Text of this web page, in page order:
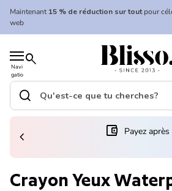
Skip to content
Maintenant15 % de réduction sur toutpour
web
Navi
gatio
n
mobil
search
Accueil
Accueil
Recherche"
search
(le lien s'ouvre dans un nouvel
account_balance_wallet Payez après
chevron_left
Crayon Yeux